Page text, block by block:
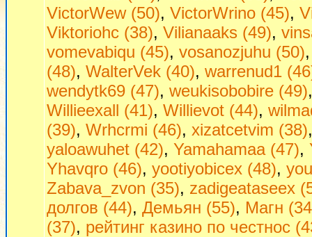
VictorWew (50), VictorWrino (45),
Viktoriohc (38), Vilianaaks (49),
vomevabiqu (45), vosanozjuhu (50)
(48), WalterVek (40), warrenud1
wendytk69 (47), weukisobobire (49)
Willieexall (41), Willievot (44),
(39), Wrhcrmi (46), xizatcetvim (38)
yaloawuhet (42), Yamahamaa (47),
Yhavqro (46), yootiyobicex (48),
Zabava_zvon (35), zadigeataseex
долгов (44), Демьян (55), Магн
(37), рейтинг казино по честнос